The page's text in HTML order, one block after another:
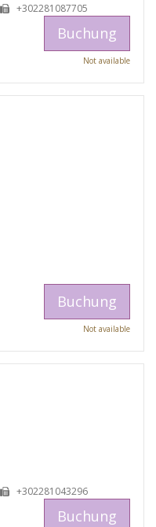
+302281087705
Buchung
Not available
Buchung
Not available
+302281043296
Buchung